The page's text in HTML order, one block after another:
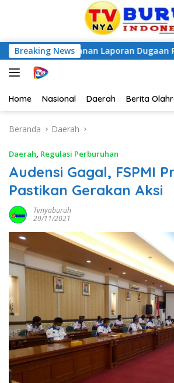
Breaking NewsLaporan Dugaan
Home Nasional Daerah Berita
Beranda Daerah
Daerah, Regulasi Perburuhan
Audensi Gagal, FSPMI
Pastikan Gerakan Aksi
Tvnyaburuh
29/11/2021